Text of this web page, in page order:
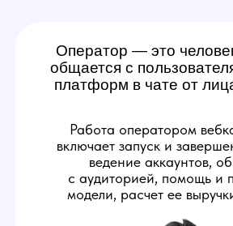
ОБЯЗАННОСТИ
ОПЕРАТОРА